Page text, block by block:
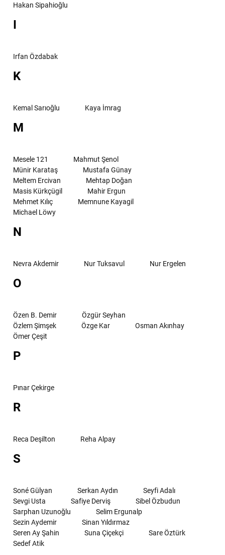
Hakan Sipahioğlu
I
Irfan Özdabak
K
Kemal Sarıoğlu Kaya İmrag
M
Mesele 121
Mahmut Şenol
Münir Karataş
Mustafa Günay
Meltem Ercivan
Mehtap Doğan
Masis Kürkçügil
Mahir Ergun
Mehmet Kılıç
Memnune Kayagil
Michael Löwy
N
Nevra Akdemir Nur Tuksavul Nur Ergelen
O
Özen B. Demir
Özgür Seyhan
Özlem Şimşek
Özge Kar
Osman Akınhay
Ömer Çeşit
P
Pınar Çekirge
R
Reca Deşilton Reha Alpay
S
Soné Gülyan Serkan Aydın
Seyfi Adalı
Sevgi Usta
Safiye Derviş
Sibel Özbudun
Sarphan Uzunoğlu
Selim Ergunalp
Sezin Aydemir
Sinan Yıldırmaz
Seren Ay Şahin
Suna Çiçekçi
Sare Öztürk
Sedef Atik